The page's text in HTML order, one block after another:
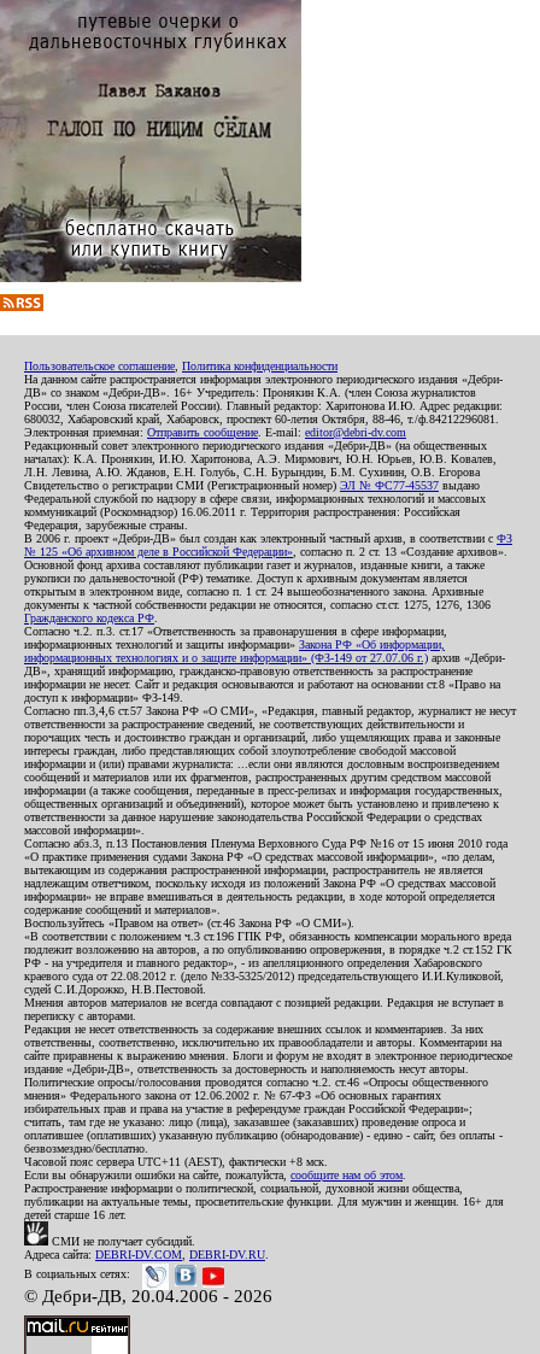
Пользовательское соглашение Политика конфиденциальности
На данном сайте распространяется информация электронного периодического издания «Дебри-
ДВ» со знаком «Дебри-ДВ». 16+ Учредитель: Пронякин К.А. (член Союза журналистов
России, член Союза писателей России). Главный редактор: Харитонова И.Ю. Адрес редакции:
680032, Хабаровский край, Хабаровск, проспект 60-летия Октября, 88-46, т./ф.84212296081.
Электронная приемная: Отправить сообщение . E-mail: editor@debri-dv.com
Редакционный совет электронного периодического издания «Дебри-ДВ» (на общественных
началах): К.А. Пронякин, И.Ю. Харитонова, А.Э. Мирмович, Ю.Н. Юрьев, Ю.В. Ковалев,
Л.Н. Левина, А.Ю. Жданов, Е.Н. Голубь, С.Н. Бурындин, Б.М. Сухинин, О.В. Егорова
Свидетельство о регистрации СМИ (Регистрационный номер) ЭЛ № ФС77-45537 выдано
Федеральной службой по надзору в сфере связи, информационных технологий и массовых
коммуникаций (Роскомнадзор) 16.06.2011 г. Территория распространения: Российская
Федерация, зарубежные страны.
В 2006 г. проект «Дебри-ДВ» был создан как электронный частный архив, в соответствии с ФЗ
№ 125 «Об архивном деле в Российской Федерации» , согласно п. 2 ст. 13 «Создание архивов».
Основной фонд архива составляют публикации газет и журналов, изданные книги, а также
рукописи по дальневосточной (РФ) тематике. Доступ к архивным документам является
открытым в электронном виде, согласно п. 1 ст. 24 вышеобозначенного закона. Архивные
документы к частной собственности редакции не относятся, согласно ст.ст. 1275, 1276, 1306
Гражданского кодекса РФ
Согласно ч.2. п.3. ст.17 «Ответственность за правонарушения в сфере информации,
информационных технологий и защиты информации» Закона РФ «Об информации,
информационных технологиях и о защите информации» (ФЗ-149 от 27.07.06 г.) архив «Дебри-
ДВ», хранящий информацию, гражданско-правовую ответственность за распространение
информации не несет. Сайт и редакция основываются и работают на основании ст.8 «Право на
доступ к информации» ФЗ-149.
Согласно пп.3,4,6 ст.57 Закона РФ «О СМИ», «Редакция, главный редактор, журналист не несут
ответственности за распространение сведений, не соответствующих действительности и
порочащих честь и достоинство граждан и организаций, либо ущемляющих права и законные
интересы граждан, либо представляющих собой злоупотребление свободой массовой
информации и (или) правами журналиста: ...если они являются дословным воспроизведением
сообщений и материалов или их фрагментов, распространенных другим средством массовой
информации (а также сообщения, переданные в пресс-релизах и информация государственных,
общественных организаций и объединений), которое может быть установлено и привлечено к
ответственности за данное нарушение законодательства Российской Федерации о средствах
массовой информации».
Согласно абз.3, п.13 Постановления Пленума Верховного Суда РФ №16 от 15 июня 2010 года
«О практике применения судами Закона РФ «О средствах массовой информации», «по делам,
вытекающим из содержания распространенной информации, распространитель не является
надлежащим ответчиком, поскольку исходя из положений Закона РФ «О средствах массовой
информации» не вправе вмешиваться в деятельность редакции, в ходе которой определяется
содержание сообщений и материалов».
Воспользуйтесь «Правом на ответ» (ст.46 Закона РФ «О СМИ»).
«В соответствии с положением ч.3 ст.196 ГПК РФ, обязанность компенсации морального вреда
подлежит возложению на авторов, а по опубликованию опровержения, в порядке ч.2 ст.152 ГК
РФ - на учредителя и главного редактор», - из апелляционного определения Хабаровского
краевого суда от 22.08.2012 г. (дело №33-5325/2012) председательствующего И.И.Куликовой,
судей С.И.Дорожко, Н.В.Пестовой.
Мнения авторов материалов не всегда совпадают с позицией редакции. Редакция не вступает в
переписку с авторами.
Редакция не несет ответственность за содержание внешних ссылок и комментариев. За них
ответственны, соответственно, исключительно их правообладатели и авторы. Комментарии на
сайте приравнены к выражению мнения. Блоги и форум не входят в электронное периодическое
издание «Дебри-ДВ», ответственность за достоверность и наполняемость несут авторы.
Политические опросы/голосования проводятся согласно ч.2. ст.46 «Опросы общественного
мнения» Федерального закона от 12.06.2002 г. № 67-ФЗ «Об основных гарантиях
избирательных прав и права на участие в референдуме граждан Российской Федерации»;
считать, там где не указано: лицо (лица), заказавшее (заказавших) проведение опроса и
оплатившее (оплативших) указанную публикацию (обнародование) - едино - сайт, без оплаты -
безвозмездно/бесплатно.
Часовой пояс сервера UTC+11 (AEST), фактически +8 мск.
Если вы обнаружили ошибки на сайте, пожалуйста, сообщите нам об этом
Распространение информации о политической, социальной, духовной жизни общества,
публикации на актуальные темы, просветительские функции. Для мужчин и женщин. 16+ для
детей старше 16 лет.
СМИ не получает субсидий.
Адреса сайта: DEBRI-DV.COM DEBRI-DV.RU
В социальных сетях:
© Дебри-ДВ, 20.04.2006 - 2026